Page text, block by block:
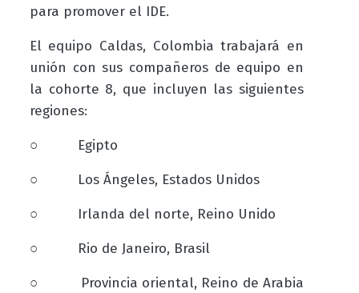
para promover el IDE.
El equipo Caldas, Colombia trabajará en
unión con sus compañeros de equipo en
la cohorte 8, que incluyen las siguientes
regiones:
○ Egipto
○ Los Ángeles, Estados Unidos
○ Irlanda del norte, Reino Unido
○ Rio de Janeiro, Brasil
○ Provincia oriental, Reino de Arabia